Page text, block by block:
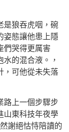
是狼吞虎咽，碗
姿態讓他患上隱
們哭得更厲害
的混合液。，
，可他從未失落
路上一個步驟步
山東科技年夜學
謝絕怙恃陪讀的